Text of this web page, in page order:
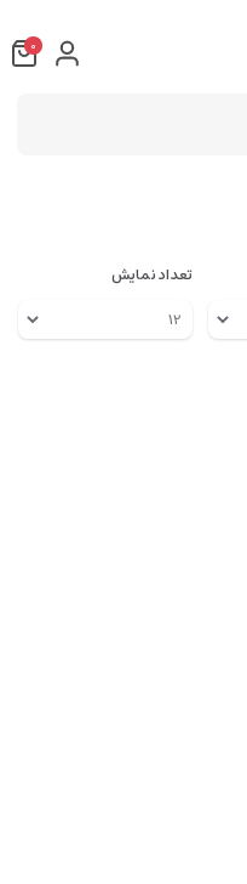
تعداد نمایش
0